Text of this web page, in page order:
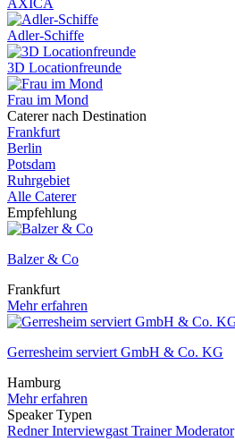
AXICA
Adler-Schiffe
3D Locationfreunde
Frau im Mond
Caterer nach Destination
Frankfurt
Berlin
Potsdam
Ruhrgebiet
Alle Caterer
Empfehlung
Balzer & Co
Frankfurt
Mehr erfahren
Gerresheim serviert GmbH & Co. KG
Hamburg
Mehr erfahren
Speaker Typen
RednerInterviewgast TrainerModerator